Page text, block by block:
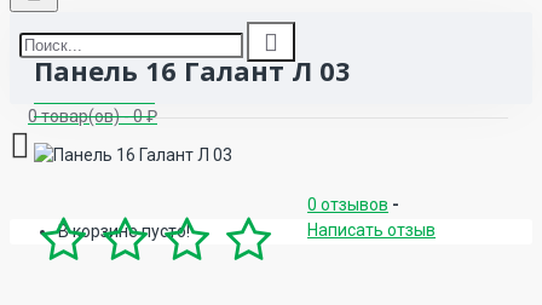
0 товар(ов) - 0 ₽
В корзине пусто!
Панель 16 Галант Л 03
0 отзывов -
Написать отзыв